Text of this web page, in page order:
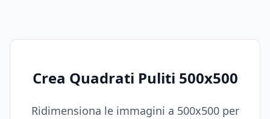
Crea Quadrati Puliti 500x500
Ridimensiona le immagini a 500x500 per